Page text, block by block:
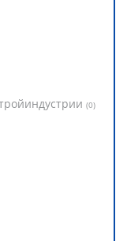
(0)